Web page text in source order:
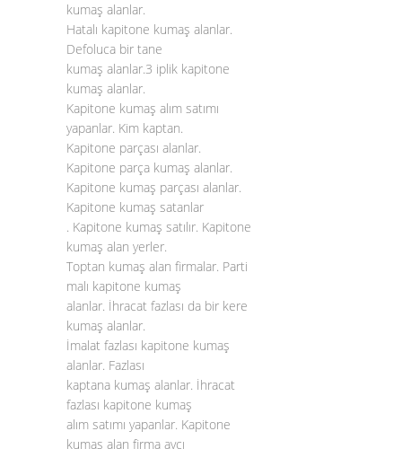
kumaş alanlar.
Hatalı kapitone kumaş alanlar.
Defoluca bir tane
kumaş alanlar.3 iplik kapitone
kumaş alanlar.
Kapitone kumaş alım satımı
yapanlar. Kim kaptan.
Kapitone parçası alanlar.
Kapitone parça kumaş alanlar.
Kapitone kumaş parçası alanlar.
Kapitone kumaş satanlar
. Kapitone kumaş satılır. Kapitone
kumaş alan yerler.
Toptan kumaş alan firmalar. Parti
malı kapitone kumaş
alanlar. İhracat fazlası da bir kere
kumaş alanlar.
İmalat fazlası kapitone kumaş
alanlar. Fazlası
kaptana kumaş alanlar. İhracat
fazlası kapitone kumaş
alım satımı yapanlar. Kapitone
kumaş alan firma avcı